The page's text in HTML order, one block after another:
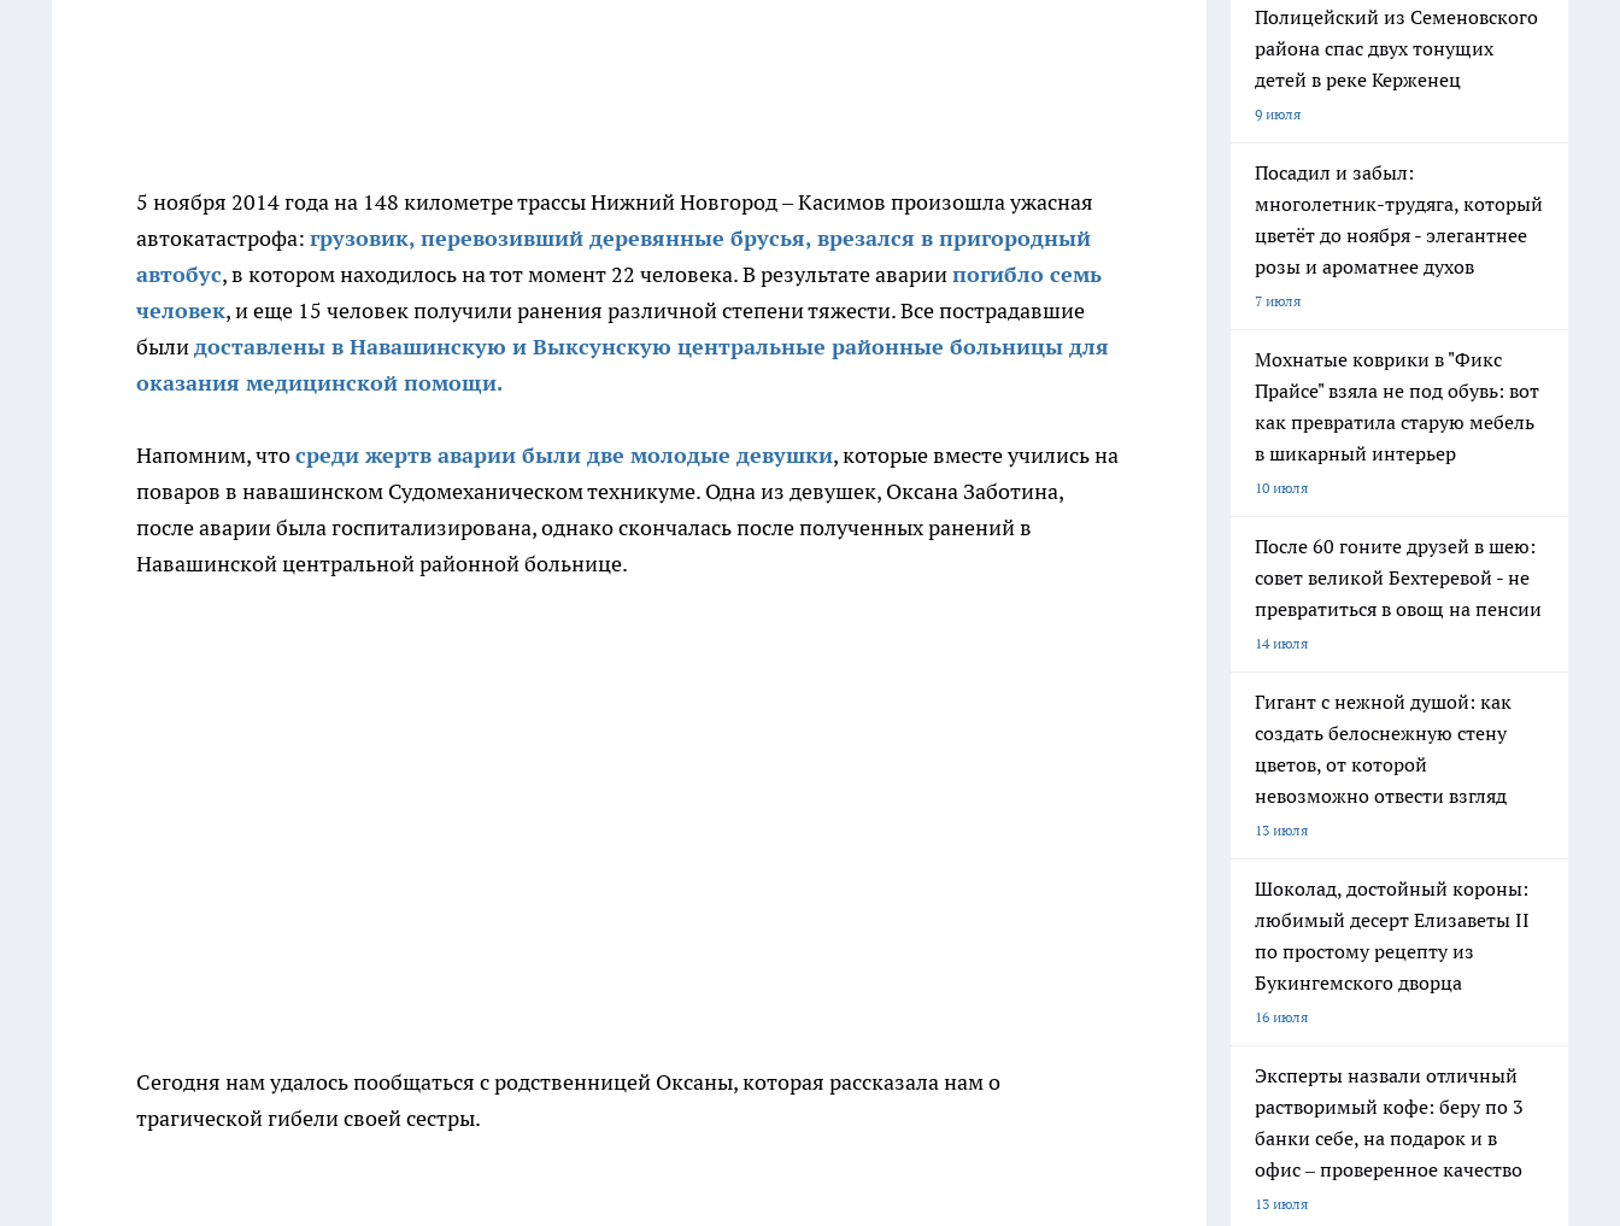
5 ноября 2014 года на 148 километре трассы Нижний Новгород – Касимов произошла ужасная
автокатастрофа: грузовик, перевозивший деревянные брусья, врезался в пригородный
автобус, в котором находилось на тот момент 22 человека. В результате авариипогибло семь
человек, и еще 15 человек получили ранения различной степени тяжести. Все пострадавшие
былидоставлены в Навашинскую и Выксунскую центральные районные больницы для
оказания медицинской помощи.
Напомним, чтосреди жертв аварии были две молодые девушки, которые вместе учились на
поваров в навашинском Судомеханическом техникуме. Одна из девушек, Оксана Заботина,
после аварии была госпитализирована, однако скончалась после полученных ранений в
Навашинской центральной районной больнице.
Сегодня нам удалось пообщаться с родственницей Оксаны, которая рассказала нам о
трагической гибели своей сестры.
Полицейский из Семеновского
района спас двух тонущих
детей в реке Керженец
9 июля
Посадил и забыл:
многолетник-трудяга, который
цветёт до ноября - элегантнее
розы и ароматнее духов
7 июля
Мохнатые коврики в "Фикс
Прайсе" взяла не под обувь: вот
как превратила старую мебель
в шикарный интерьер
10 июля
После 60 гоните друзей в шею:
совет великой Бехтеревой - не
превратиться в овощ на пенсии
14 июля
Гигант с нежной душой: как
создать белоснежную стену
цветов, от которой
невозможно отвести взгляд
13 июля
Шоколад, достойный короны:
любимый десерт Елизаветы II
по простому рецепту из
Букингемского дворца
16 июля
Эксперты назвали отличный
растворимый кофе: беру по 3
банки себе, на подарок и в
офис – проверенное качество
13 июля